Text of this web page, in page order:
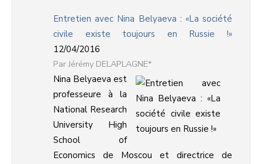
Entretien avec Nina Belyaeva : «La société
civile existe toujours en Russie !»
12/04/2016
Jérémy DELAPLAGNE*
Nina Belyaeva est
professeure à la
National Research
University High
School of
Economics de Moscou et directrice de